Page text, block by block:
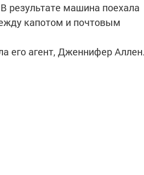
результате машина поехала
капотом и почтовым
его агент, Дженнифер